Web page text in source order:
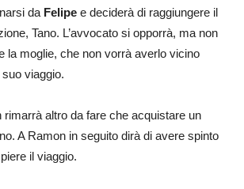
da Felipe e deciderà di raggiungere il
Tano. L’avvocato si opporrà, ma non
la moglie, che non vorrà averlo vicino
viaggio.
rimarrà altro da fare che acquistare un
A Ramon in seguito dirà di avere spinto
il viaggio.